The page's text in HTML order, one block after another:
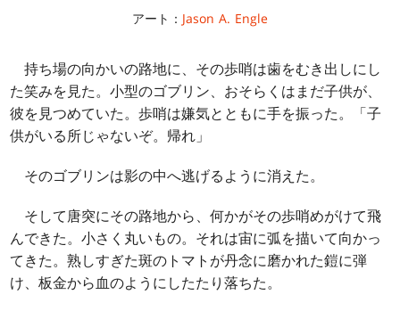
アート： Jason A. Engle
持ち場の向かいの路地に、その歩哨は歯をむき出しにし
た笑みを見た。小型のゴブリン、おそらくはまだ子供が、
彼を見つめていた。歩哨は嫌気とともに手を振った。「子
供がいる所じゃないぞ。帰れ」
そのゴブリンは影の中へ逃げるように消えた。
そして唐突にその路地から、何かがその歩哨めがけて飛
んできた。小さく丸いもの。それは宙に弧を描いて向かっ
てきた。熟しすぎた斑のトマトが丹念に磨かれた鎧に弾
け、板金から血のようにしたたり落ちた。